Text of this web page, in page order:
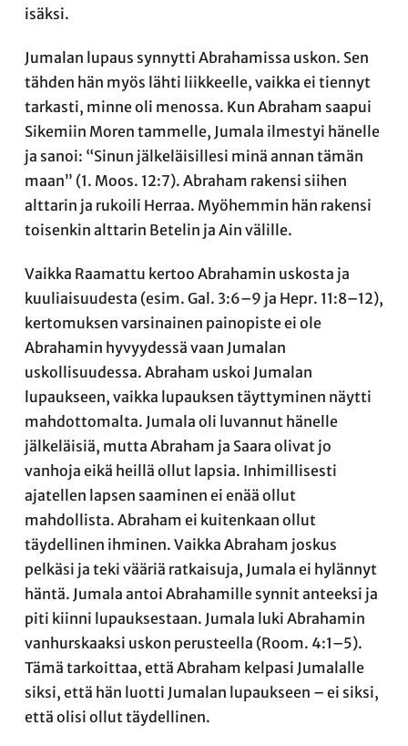
isäksi.
Jumalan lupaus synnytti Abrahamissa uskon. Sen
tähden hän myös lähti liikkeelle, vaikka ei tiennyt
tarkasti, minne oli menossa. Kun Abraham saapui
Sikemiin Moren tammelle, Jumala ilmestyi hänelle
ja sanoi: “Sinun jälkeläisillesi minä annan tämän
maan” (1. Moos. 12:7). Abraham rakensi siihen
alttarin ja rukoili Herraa. Myöhemmin hän rakensi
toisenkin alttarin Betelin ja Ain välille.
Vaikka Raamattu kertoo Abrahamin uskosta ja
kuuliaisuudesta (esim. Gal. 3:6–9 ja Hepr. 11:8–12),
kertomuksen varsinainen painopiste ei ole
Abrahamin hyvyydessä vaan Jumalan
uskollisuudessa. Abraham uskoi Jumalan
lupaukseen, vaikka lupauksen täyttyminen näytti
mahdottomalta. Jumala oli luvannut hänelle
jälkeläisiä, mutta Abraham ja Saara olivat jo
vanhoja eikä heillä ollut lapsia. Inhimillisesti
ajatellen lapsen saaminen ei enää ollut
mahdollista. Abraham ei kuitenkaan ollut
täydellinen ihminen. Vaikka Abraham joskus
pelkäsi ja teki vääriä ratkaisuja, Jumala ei hylännyt
häntä. Jumala antoi Abrahamille synnit anteeksi ja
piti kiinni lupauksestaan. Jumala luki Abrahamin
vanhurskaaksi uskon perusteella (Room. 4:1–5).
Tämä tarkoittaa, että Abraham kelpasi Jumalalle
siksi, että hän luotti Jumalan lupaukseen – ei siksi,
että olisi ollut täydellinen.